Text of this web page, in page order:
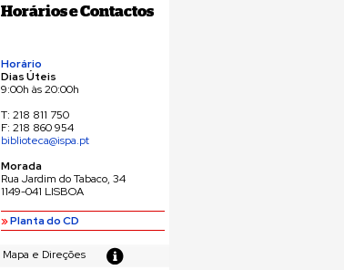
Horários e Contactos
Horário
Dias Úteis
9:00h às 20:00h
T: 218 811 750
F: 218 860 954
biblioteca@ispa.pt
Morada
Rua Jardim do Tabaco, 34
1149-041 LISBOA
»Planta do CD
Mapa e Direções